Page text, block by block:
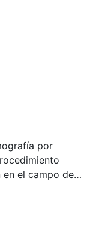
por
el campo de
clínicas
psiquiatría y